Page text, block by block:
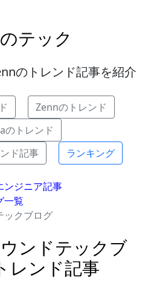
テック
のトレンド記事を紹介
Zennのトレンド
のトレンド
ド記事
ランキング
ンジニア記事
一覧
ックブログ
ンドテックブ
レンド記事